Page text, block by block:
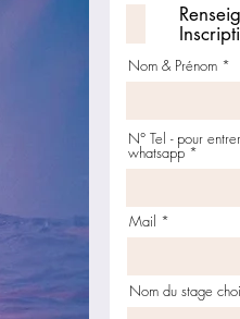
l
i
g
t
o
Nom & Prénom
N° Tel - pour
whatsapp
Mail
Nom du stage